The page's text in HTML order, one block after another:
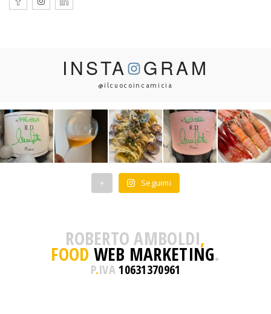
INSTA GRAM
@ilcuocoincamicia
+ Seguimi
ROBERTO AMBOLDI,
FOOD WEB MARKETING.
P.IVA10631370961